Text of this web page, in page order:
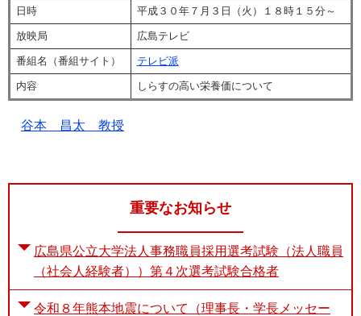
ス
タ
ム
検
索
日時 平成３０年７月３日（火）１８時１５分～
放映局 広島テレビ
番組名（番組サイト） テレビ派
内容 しらすの高い栄養価について
谷本 昌太 教授
重要なお知らせ
広島県公立大学法人事務職員採用選考試験（法人職員
（社会人経験者））第４次選考試験合格者
令和８年熊本地震について（理事長・学長メッセー